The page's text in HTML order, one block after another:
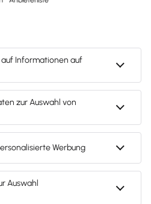
Business den
unserer Software für